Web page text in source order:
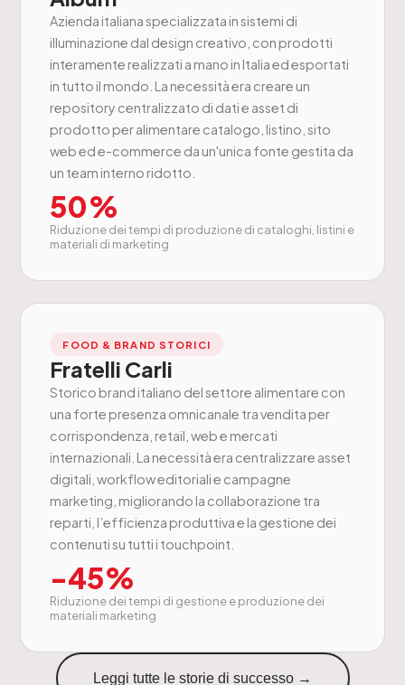
Azienda italiana specializzata in sistemi di
illuminazione dal design creativo, con prodotti
interamente realizzati a mano in Italia ed esportati
in tutto il mondo. La necessità era creare un
repository centralizzato di dati e asset di
prodotto per alimentare catalogo, listino, sito
web ed e-commerce da un'unica fonte gestita da
un team interno ridotto.
50%
Riduzione dei tempi di produzione di cataloghi, listini e
materiali di marketing
FOOD & BRAND STORICI
Fratelli Carli
Storico brand italiano del settore alimentare con
una forte presenza omnicanale tra vendita per
corrispondenza, retail, web e mercati
internazionali. La necessità era centralizzare asset
digitali, workflow editoriali e campagne
marketing, migliorando la collaborazione tra
reparti, l’efficienza produttiva e la gestione dei
contenuti su tutti i touchpoint.
-45%
Riduzione dei tempi di gestione e produzione dei
materiali marketing
Leggi tutte le storie di successo →